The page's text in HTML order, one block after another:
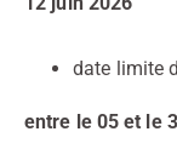
date limite
entre le 05 et le